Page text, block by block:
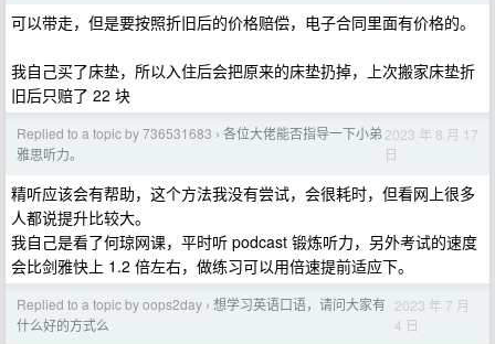
可以带走，但是要按照折旧后的价格赔偿，电子合同里面有价格的。
我自己买了床垫，所以入住后会把原来的床垫扔掉，上次搬家床垫折
旧后只赔了 22 块
Replied to a topic by 736531683 › 各位大佬能否指导一下小弟
雅思听力。
2023 年 8 月 17
日
精听应该会有帮助，这个方法我没有尝试，会很耗时，但看网上很多
人都说提升比较大。
我自己是看了何琼网课，平时听 podcast 锻炼听力，另外考试的速度
会比剑雅快上 1.2 倍左右，做练习可以用倍速提前适应下。
Replied to a topic by oops2day › 想学习英语口语，请问大家有
什么好的方式么
2023 年 7 月
4 日